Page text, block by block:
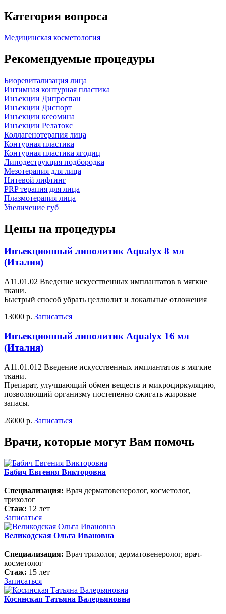
Категория вопроса
Медицинская косметология
Рекомендуемые процедуры
Биоревитализация лица
Интимная контурная пластика
Инъекции Дипроспан
Инъекции Диспорт
Инъекции ксеомина
Инъекции Релатокс
Коллагенотерапия лица
Контурная пластика
Контурная пластика ягодиц
Липодеструкция подбородка
Мезотерапия для лица
Нитевой лифтинг
PRP терапия для лица
Плазмотерапия лица
Увеличение губ
Цены на процедуры
Инъекционный липолитик Aqualyx 8 мл
(Италия)
А11.01.02 Введение искусственных имплантатов в мягкие
ткани.
Быстрый способ убрать целлюлит и локальные отложения
13000 р. Записаться
Инъекционный липолитик Aqualyx 16 мл
(Италия)
А11.01.012 Введение искусственных имплантатов в мягкие
ткани.
Препарат, улучшающий обмен веществ и микроциркуляцию,
позволяющий организму постепенно сжигать жировые
запасы.
26000 р. Записаться
Врачи, которые могут Вам помочь
Бабич Евгения Викторовна
Специализация: Врач дерматовенеролог, косметолог,
трихолог
Стаж: 12 лет
Записаться
Великодская Ольга Ивановна
Специализация: Врач трихолог, дерматовенеролог, врач-
косметолог
Стаж: 15 лет
Записаться
Косинская Татьяна Валерьяновна